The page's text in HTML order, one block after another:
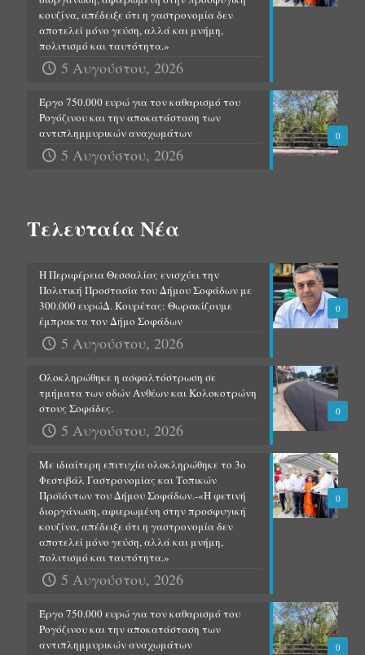
κουζίνα, απέδειξε ότι η γαστρονομία δεν
αποτελεί μόνο γεύση, αλλά και μνήμη,
πολιτισμό και ταυτότητα.»
5 Αυγούστου, 2026
0
Έργο 750.000 ευρώ για τον καθαρισμό του
Ρογόζινου και την αποκατάσταση των
αντιπλημμυρικών αναχωμάτων
5 Αυγούστου, 2026
Τελευταία Νέα
0
Η Περιφέρεια Θεσσαλίας ενισχύει την
Πολιτική Προστασία του Δήμου Σοφάδων με
300.000 ευρώΔ. Κουρέτας: Θωρακίζουμε
έμπρακτα τον Δήμο Σοφάδων
5 Αυγούστου, 2026
0
Ολοκληρώθηκε η ασφαλτόστρωση σε
τμήματα των οδών Ανθέων και Κολοκοτρώνη
στους Σοφάδες.
5 Αυγούστου, 2026
0
Με ιδιαίτερη επιτυχία ολοκληρώθηκε το 3ο
Φεστιβάλ Γαστρονομίας και Τοπικών
Προϊόντων του Δήμου Σοφάδων.-«Η φετινή
διοργάνωση, αφιερωμένη στην προσφυγική
κουζίνα, απέδειξε ότι η γαστρονομία δεν
αποτελεί μόνο γεύση, αλλά και μνήμη,
πολιτισμό και ταυτότητα.»
5 Αυγούστου, 2026
0
Έργο 750.000 ευρώ για τον καθαρισμό του
Ρογόζινου και την αποκατάσταση των
αντιπλημμυρικών αναχωμάτων